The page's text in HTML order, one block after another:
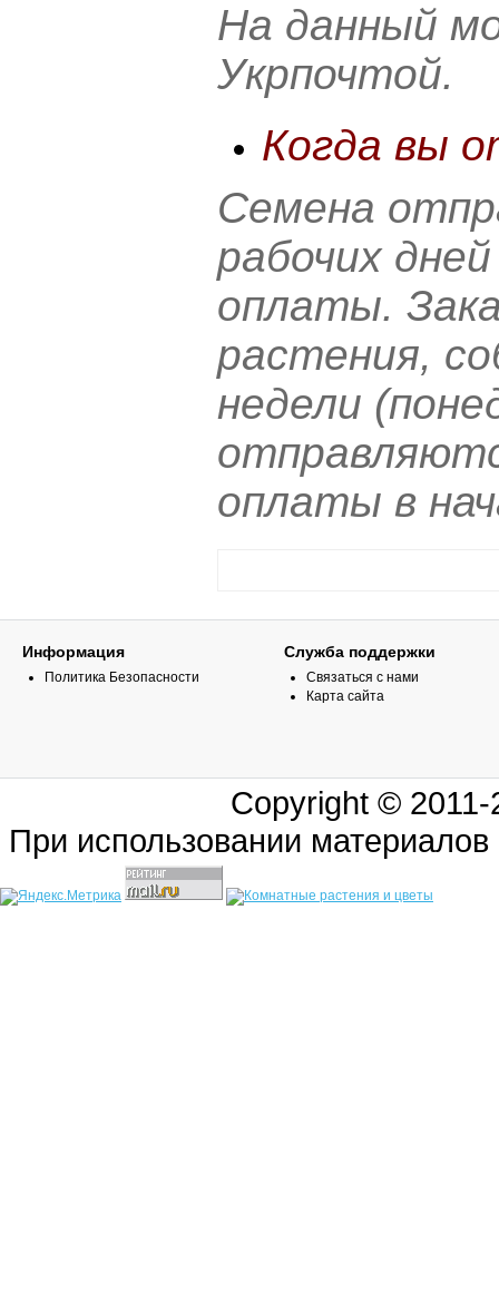
На данный
Укрпочтой.
Когда вы
Семена
рабочих
оплаты.
растения,
недели
оплаты в
Информация
Политика Безопасности
Служба поддержки
Связаться с нами
Карта сайта
Copyright ©
При использовании